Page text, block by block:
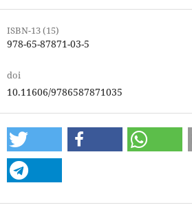
ISBN-13 (15)
978-65-87871-03-5
doi
10.11606/9786587871035